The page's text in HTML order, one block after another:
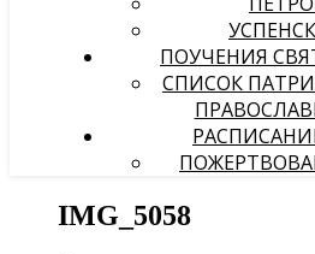
ПОУЧЕНИЯ
СПИСОК
IMG_5058